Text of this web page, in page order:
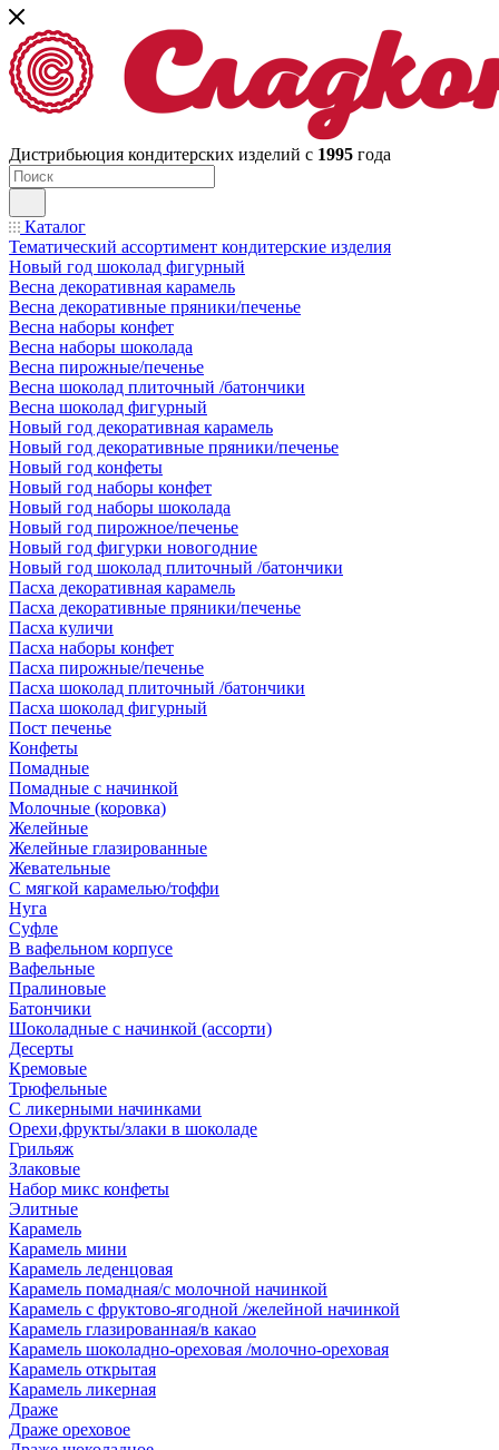
Дистрибьюция кондитерских изделий с 1995 года
Каталог
Тематический ассортимент кондитерские изделия
Новый год шоколад фигурный
Весна декоративная карамель
Весна декоративные пряники/печенье
Весна наборы конфет
Весна наборы шоколада
Весна пирожные/печенье
Весна шоколад плиточный /батончики
Весна шоколад фигурный
Новый год декоративная карамель
Новый год декоративные пряники/печенье
Новый год конфеты
Новый год наборы конфет
Новый год наборы шоколада
Новый год пирожное/печенье
Новый год фигурки новогодние
Новый год шоколад плиточный /батончики
Пасха декоративная карамель
Пасха декоративные пряники/печенье
Пасха куличи
Пасха наборы конфет
Пасха пирожные/печенье
Пасха шоколад плиточный /батончики
Пасха шоколад фигурный
Пост печенье
Конфеты
Помадные
Помадные с начинкой
Молочные (коровка)
Желейные
Желейные глазированные
Жевательные
С мягкой карамелью/тоффи
Нуга
Суфле
В вафельном корпусе
Вафельные
Пралиновые
Батончики
Шоколадные с начинкой (ассорти)
Десерты
Кремовые
Трюфельные
С ликерными начинками
Орехи,фрукты/злаки в шоколаде
Грильяж
Злаковые
Набор микс конфеты
Элитные
Карамель
Карамель мини
Карамель леденцовая
Карамель помадная/с молочной начинкой
Карамель с фруктово-ягодной /желейной начинкой
Карамель глазированная/в какао
Карамель шоколадно-ореховая /молочно-ореховая
Карамель открытая
Карамель ликерная
Драже
Драже ореховое